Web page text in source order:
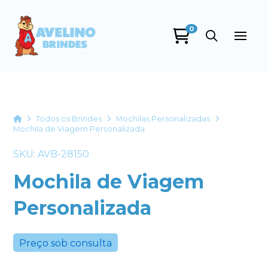
0
HomeTodos os Brindes
Mochilas Personalizadas
Mochila de Viagem Personalizada
SKU: AVB-28150
Mochila de Viagem
Personalizada
Preço sob consulta